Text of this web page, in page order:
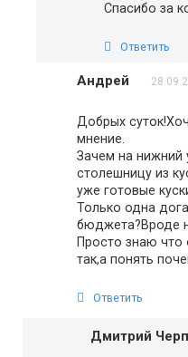
Спасибо за
Ответить
Андрей
Добрых
мнение.
Зачем на нижний
столешницу из
уже готовые
Только одна
бюджета?Вроде
Просто знаю
так,а понять
Ответить
Дмитрий